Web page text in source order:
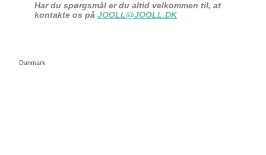
Har du spørgsmål er du altid velkommen til, at
kontakte os på JOOLL@JOOLL.DK